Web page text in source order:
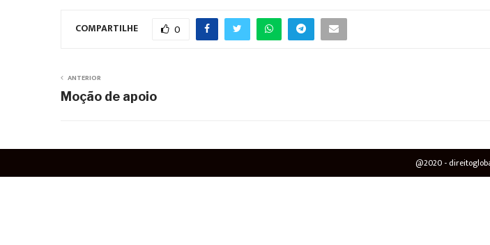
COMPARTILHE 0
ANTERIOR
Moção de apoio
@2020 -